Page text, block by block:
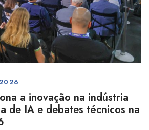
a inovação na indústria
de IA e debates técnicos na